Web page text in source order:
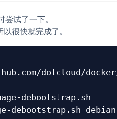
尝试了一下。
很快就完成了。
dotcloud/
debootstrap.sh
debootstrap.sh